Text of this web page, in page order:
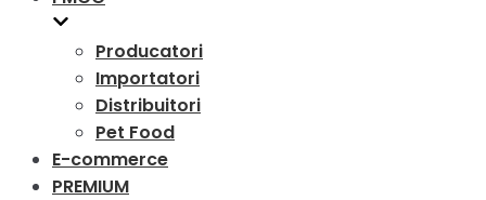
Producatori
Importatori
Distribuitori
Pet Food
E-commerce
PREMIUM